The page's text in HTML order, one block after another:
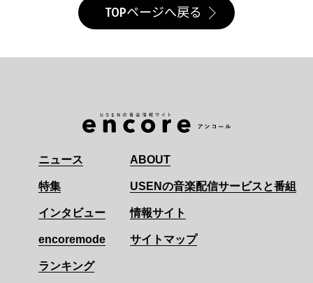
TOPページへ戻る
ニュース
特集
インタビュー
encoremode
ランキング
ABOUT
USENの音楽配信サービスと番組
情報サイト
サイトマップ